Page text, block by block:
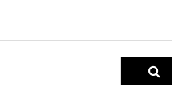
Search
for: